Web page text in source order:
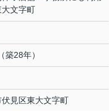
文字町
築28年）
見区東大文字町